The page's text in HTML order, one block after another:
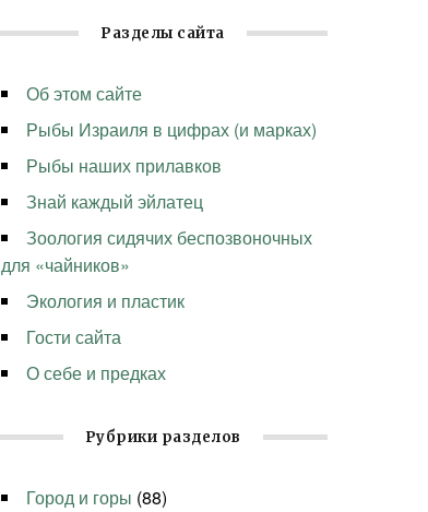
Разделы сайта
Об этом сайте
Рыбы Израиля в цифрах (и марках)
Рыбы наших прилавков
Знай каждый эйлатец
Зоология сидячих беспозвоночных
для «чайников»
Экология и пластик
Гости сайта
О себе и предках
Рубрики разделов
Город и горы (88)